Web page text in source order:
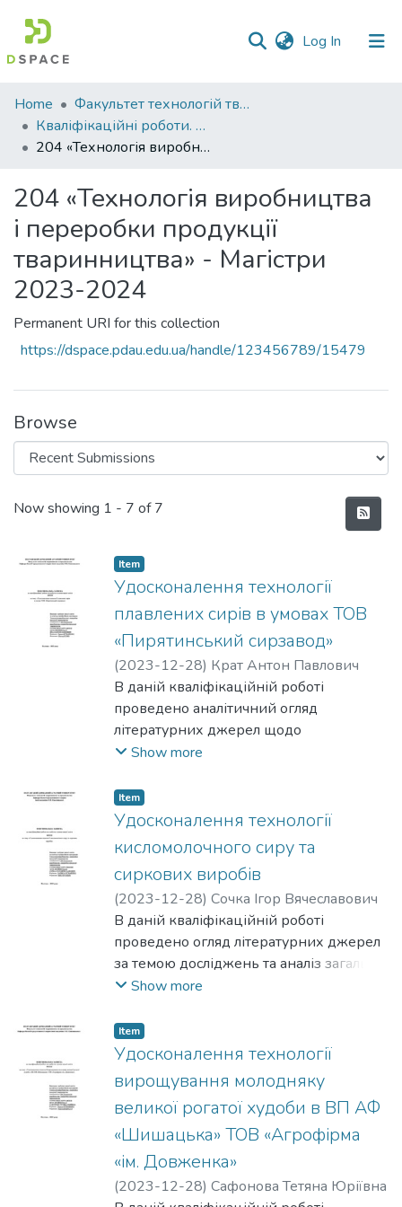
Log In (current)
Communities
&
Collections
Statistics
Home
Факультет технологій тваринництва та продовольства
Кваліфікаційні роботи. Факультет технологій тваринництва та продовольства
204 «Технологія виробництва і переробки продукції тваринництва» - Магістри 2023-2024
204 «Технологія виробництва
і переробки продукції
тваринництва» - Магістри
2023-2024
Permanent URI for this collection
https://dspace.pdau.edu.ua/handle/123456789/15479
Browse
Recent Submissions
Now showing 1 - 7 of 7
Item
Удосконалення технології
плавлених сирів в умовах ТОВ
«Пирятинський сирзавод»
(2023-12-28) Крат Антон Павлович
В даній кваліфікаційній роботі
проведено аналітичний огляд
літературних джерел щодо
асортименту, класифікації,
плавлених сирів заданого асортименту,
перераховано рецептури, вироблено
органолептичні, фізико-хімічні і
мікробіологічні показники вироблених
продуктів, обґрунтовано основні
технологічні процеси виробництва,
зроблено відповідні висновки та
надано пропозиції.
Show more
Item
Удосконалення технології
кисломолочного сиру та
сиркових виробів
(2023-12-28) Сочка Ігор Вячеславович
В даній кваліфікаційній роботі
проведено огляд літературних джерел
за темою досліджень та аналіз загальної
господарської діяльності підприємства,
виробництва кисломолочного сиру та
сиркових виробів, проведено контроль
продукції, продуктовий розрахунок,
описано обладнання технологічної лінії.
За результатами досліджень
обґрунтовано основні положення
удосконаленої технології та проведена
оцінка економічна ефективності
Show more
Item
Удосконалення технології
вирощування молодняку
великої рогатої худоби в ВП АФ
«Шишацька» ТОВ «Агрофірма
«ім. Довженка»
(2023-12-28) Сафонова Тетяна Юріївна